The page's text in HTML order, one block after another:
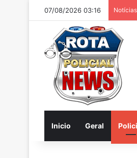
07/08/2026 03:16
Inicio Geral